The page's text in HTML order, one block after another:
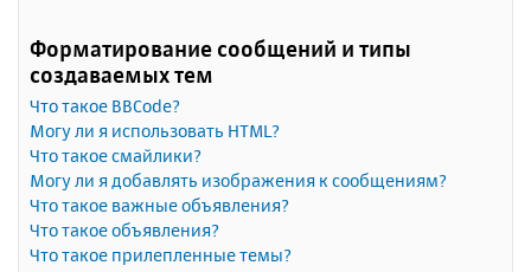
Форматирование сообщений и типы
создаваемых тем
Что такое BBCode?
Могу ли я использовать HTML?
Что такое смайлики?
Могу ли я добавлять изображения к сообщениям?
Что такое важные объявления?
Что такое объявления?
Что такое прилепленные темы?